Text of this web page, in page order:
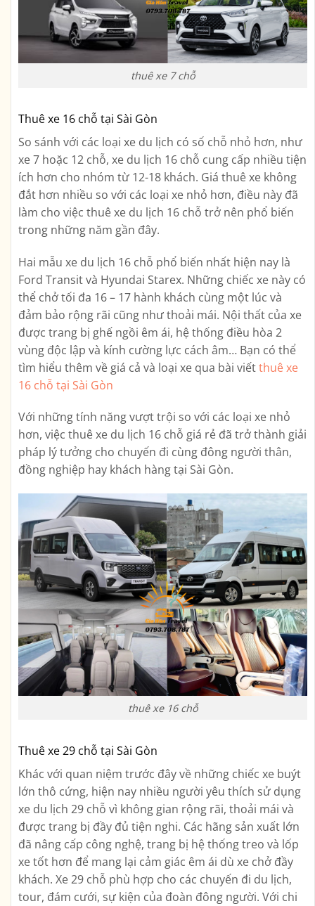
thuê xe 7 chỗ
Thuê xe 16 chỗ tại Sài Gòn
So sánh với các loại xe du lịch có số chỗ nhỏ hơn, như
xe 7 hoặc 12 chỗ, xe du lịch 16 chỗ cung cấp nhiều tiện
ích hơn cho nhóm từ 12-18 khách. Giá thuê xe không
đắt hơn nhiều so với các loại xe nhỏ hơn, điều này đã
làm cho việc thuê xe du lịch 16 chỗ trở nên phổ biến
trong những năm gần đây.
Hai mẫu xe du lịch 16 chỗ phổ biến nhất hiện nay là
Ford Transit và Hyundai Starex. Những chiếc xe này có
thể chở tối đa 16 – 17 hành khách cùng một lúc và
đảm bảo rộng rãi cũng như thoải mái. Nội thất của xe
được trang bị ghế ngồi êm ái, hệ thống điều hòa 2
vùng độc lập và kính cường lực cách âm… Bạn có thể
tìm hiểu thêm về giá cả và loại xe qua bài viếtthuê xe
16 chỗ tại Sài Gòn
Với những tính năng vượt trội so với các loại xe nhỏ
hơn, việc thuê xe du lịch 16 chỗ giá rẻ đã trở thành giải
pháp lý tưởng cho chuyến đi cùng đông người thân,
đồng nghiệp hay khách hàng tại Sài Gòn.
thuê xe 16 chỗ
Thuê xe 29 chỗ tại Sài Gòn
Khác với quan niệm trước đây về những chiếc xe buýt
lớn thô cứng, hiện nay nhiều người yêu thích sử dụng
xe du lịch 29 chỗ vì không gian rộng rãi, thoải mái và
được trang bị đầy đủ tiện nghi. Các hãng sản xuất lớn
đã nâng cấp công nghệ, trang bị hệ thống treo và lốp
xe tốt hơn để mang lại cảm giác êm ái dù xe chở đầy
khách. Xe 29 chỗ phù hợp cho các chuyến đi du lịch,
tour, đám cưới, sự kiện của đoàn đông người. Với chi